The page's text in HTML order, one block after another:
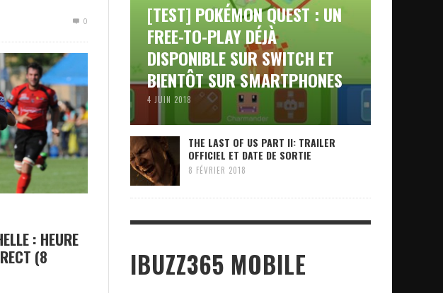
0
: HEURE
(8
[TEST] POKÉMON QUEST : UN
FREE-TO-PLAY DÉJÀ
DISPONIBLE SUR SWITCH ET
BIENTÔT SUR SMARTPHONES
4 JUIN 2018
THE LAST OF US PART II: TRAILER
OFFICIEL ET DATE DE SORTIE
8 FÉVRIER 2018
IBUZZ365 MOBILE